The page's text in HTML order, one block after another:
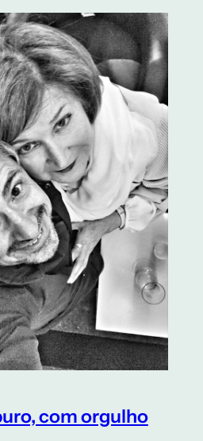
com orgulho